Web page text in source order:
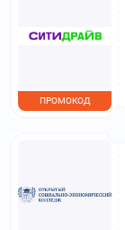
ПРОМОКОД